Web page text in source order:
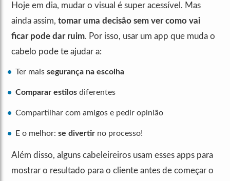
Hoje em dia, mudar o visual é super acessível. Mas
ainda assim, tomar uma decisão sem ver como vai
ficar pode dar ruim. Por isso, usar um app que muda o
cabelo pode te ajudar a:
Ter mais segurança na escolha
Comparar estilos diferentes
Compartilhar com amigos e pedir opinião
E o melhor: se divertir no processo!
Além disso, alguns cabeleireiros usam esses apps para
mostrar o resultado para o cliente antes de começar o